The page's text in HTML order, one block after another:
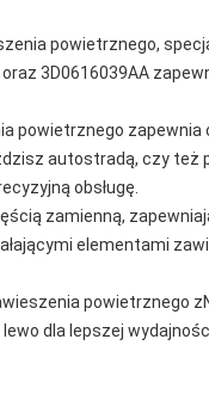
powietrznego,
3D0616039AA
powietrznego zapewnia
autostradą, czy też
obsługę.
zamienną,
elementami
powietrznego z
dla lepszej